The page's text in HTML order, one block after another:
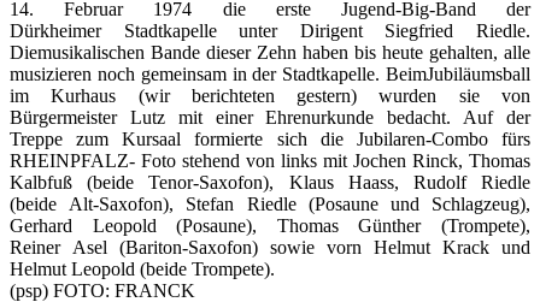
14. Februar 1974 die erste Jugend-Big-Band der
Dürkheimer Stadtkapelle unter Dirigent Siegfried Riedle.
Diemusikalischen Bande dieser Zehn haben bis heute gehalten, alle
musizieren noch gemeinsam in der Stadtkapelle. BeimJubiläumsball
im Kurhaus (wir berichteten gestern) wurden sie von
Bürgermeister Lutz mit einer Ehrenurkunde bedacht. Auf der
Treppe zum Kursaal formierte sich die Jubilaren-Combo fürs
RHEINPFALZ- Foto stehend von links mit Jochen Rinck, Thomas
Kalbfuß (beide Tenor-Saxofon), Klaus Haass, Rudolf Riedle
(beide Alt-Saxofon), Stefan Riedle (Posaune und Schlagzeug),
Gerhard Leopold (Posaune), Thomas Günther (Trompete),
Reiner Asel (Bariton-Saxofon) sowie vorn Helmut Krack und
Helmut Leopold (beide Trompete).
(psp) FOTO: FRANCK